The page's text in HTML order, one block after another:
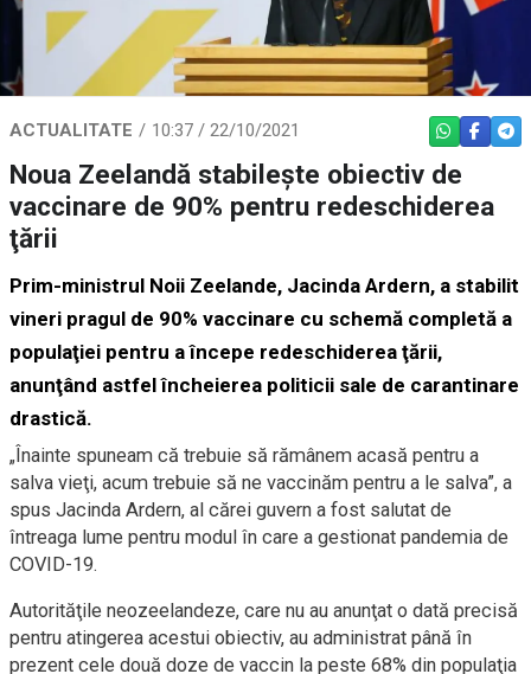
ACTUALITATE 10:37 / 22/10/2021 WHATSAPP
Noua Zeelandă stabileşte obiectiv de
vaccinare de 90% pentru redeschiderea
ţării
Prim-ministrul Noii Zeelande, Jacinda Ardern, a stabilit
vineri pragul de 90% vaccinare cu schemă completă a
populaţiei pentru a începe redeschiderea ţării,
anunţând astfel încheierea politicii sale de carantinare
drastică.
„Înainte spuneam că trebuie să rămânem acasă pentru a
salva vieţi, acum trebuie să ne vaccinăm pentru a le salva”, a
spus Jacinda Ardern, al cărei guvern a fost salutat de
întreaga lume pentru modul în care a gestionat pandemia de
COVID-19.
Autorităţile neozeelandeze, care nu au anunţat o dată precisă
pentru atingerea acestui obiectiv, au administrat până în
prezent cele două doze de vaccin la peste 68% din populaţia